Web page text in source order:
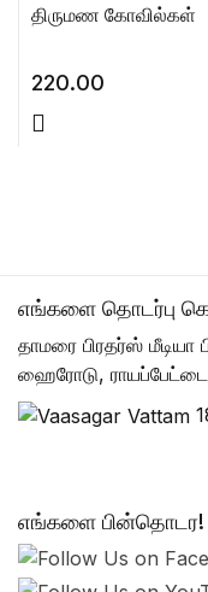
திருமண கோவில்கள்
220.00
எங்களை தொடர்பு
தாமரை பிரதர்ஸ் மீடியா
ஹைரோடு,
எங்களை பின்தொடர!